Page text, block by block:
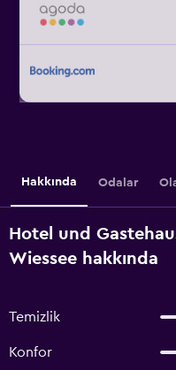
Hakkında Odalar
Hotel und
Wiessee hakkında
Temizlik
Konfor